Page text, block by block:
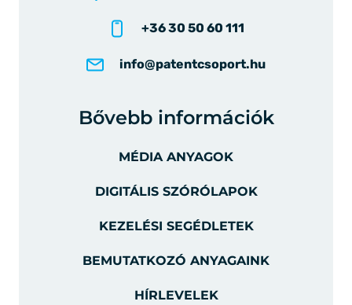
+36 30 50 60 111
info@patentcsoport.hu
Bővebb információk
MÉDIA ANYAGOK
DIGITÁLIS SZÓRÓLAPOK
KEZELÉSI SEGÉDLETEK
BEMUTATKOZÓ ANYAGAINK
HÍRLEVELEK